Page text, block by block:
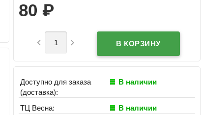
80 ₽
 
Доступно для заказа
(доставка):
В наличии
ТЦ Весна:
В наличии